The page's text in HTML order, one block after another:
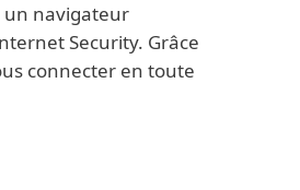
un navigateur
Security. Grâce
connecter en toute